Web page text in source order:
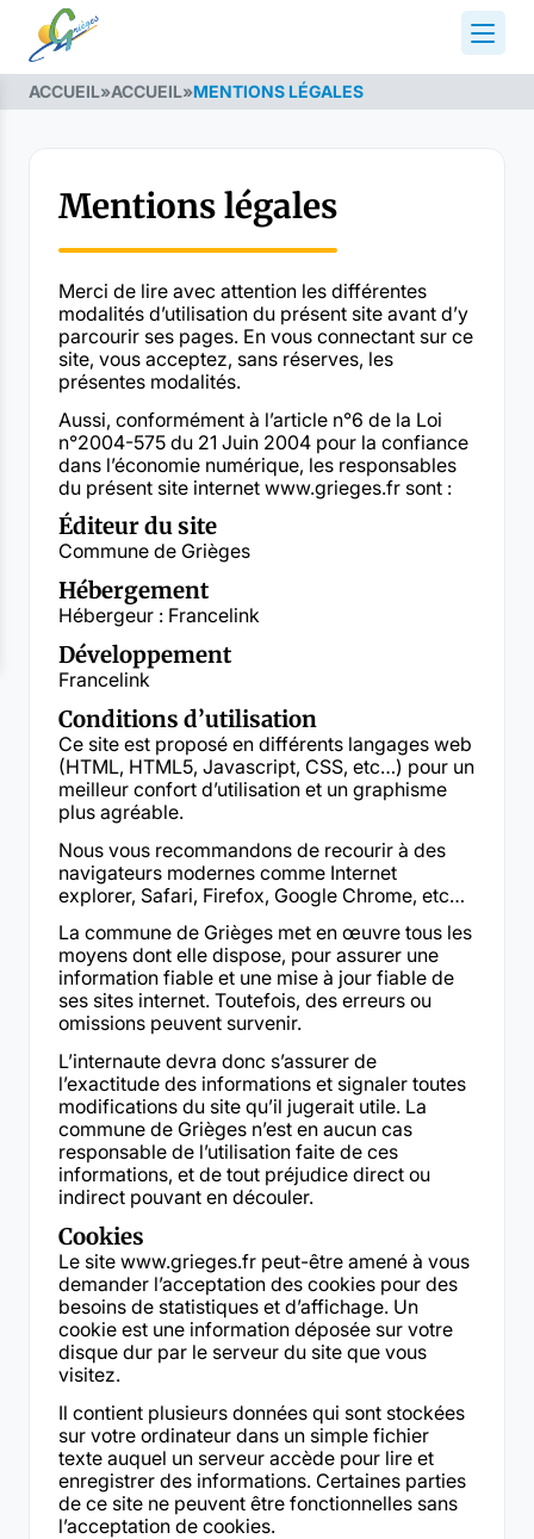
ACCUEIL»ACCUEIL»MENTIONS LÉGALES
Mentions légales
Merci de lire avec attention les différentes
modalités d’utilisation du présent site avant d’y
parcourir ses pages. En vous connectant sur ce
site, vous acceptez, sans réserves, les
présentes modalités.
Aussi, conformément à l’article n°6 de la Loi
n°2004-575 du 21 Juin 2004 pour la confiance
dans l’économie numérique, les responsables
du présent site internet www.grieges.fr sont :
Éditeur du site
Commune de Grièges
Hébergement
Hébergeur : Francelink
Développement
Francelink
Conditions d’utilisation
Ce site est proposé en différents langages web
(HTML, HTML5, Javascript, CSS, etc…) pour un
meilleur confort d’utilisation et un graphisme
plus agréable.
Nous vous recommandons de recourir à des
navigateurs modernes comme Internet
explorer, Safari, Firefox, Google Chrome, etc…
La commune de Grièges met en œuvre tous les
moyens dont elle dispose, pour assurer une
information fiable et une mise à jour fiable de
ses sites internet. Toutefois, des erreurs ou
omissions peuvent survenir.
L’internaute devra donc s’assurer de
l’exactitude des informations et signaler toutes
modifications du site qu’il jugerait utile. La
commune de Grièges n’est en aucun cas
responsable de l’utilisation faite de ces
informations, et de tout préjudice direct ou
indirect pouvant en découler.
Cookies
Le site www.grieges.fr peut-être amené à vous
demander l’acceptation des cookies pour des
besoins de statistiques et d’affichage. Un
cookie est une information déposée sur votre
disque dur par le serveur du site que vous
visitez.
Il contient plusieurs données qui sont stockées
sur votre ordinateur dans un simple fichier
texte auquel un serveur accède pour lire et
enregistrer des informations. Certaines parties
de ce site ne peuvent être fonctionnelles sans
l’acceptation de cookies.